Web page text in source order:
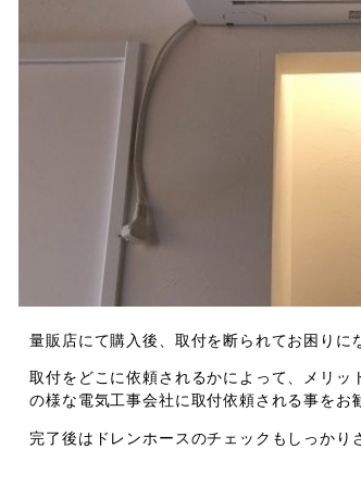
量販店にて購入後、取付を断られてお困りに
取付をどこに依頼されるかによって、メリ
の様な電気工事会社に取付依頼される事をお
完了後はドレンホースのチェックもしっかり